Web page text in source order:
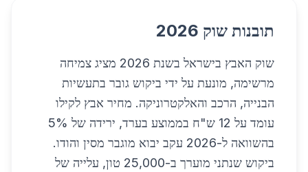
תובנות שוק 2026
שוק האבץ בישראל בשנת 2026 מציג צמיחה
מרשימה, מונעת על ידי ביקוש גובר בתעשיות
הבנייה, הרכב והאלקטרוניקה. מחיר אבץ לקילו
עומד על 12 ש"ח בממוצע בערד, ירידה של 5%
בהשוואה ל-2026 עקב יבוא מוגבר מסין והודו.
ביקוש שנתני מוערך ב-25,000 טון, עלייה של